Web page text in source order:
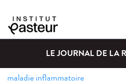
LE JOURNAL DE LA